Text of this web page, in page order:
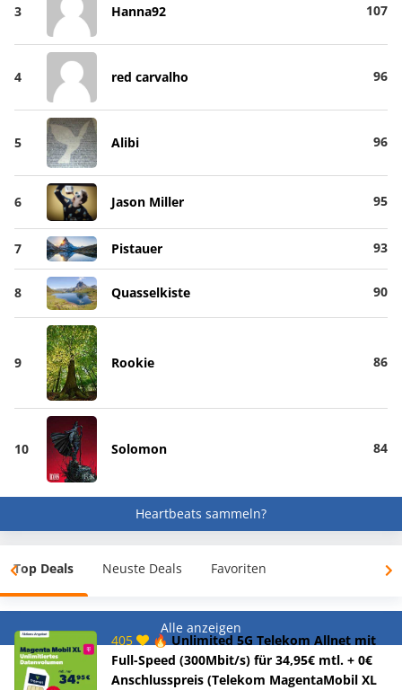
3 Hanna92 107
4 red carvalho 96
5 Alibi 96
6 Jason Miller 95
7 Pistauer 93
8 Quasselkiste 90
9 Rookie 86
10 Solomon 84
Heartbeats sammeln?
Top Deals Neuste Deals Favoriten
Alle anzeigen
405
🔥 Unlimited 5G Telekom Allnet mit
Full-Speed (300Mbit/s) für 34,95€ mtl. + 0€
Anschlusspreis (Telekom MagentaMobil XL